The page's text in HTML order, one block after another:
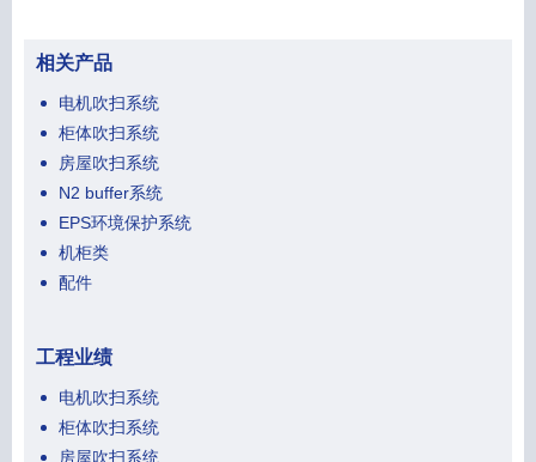
相关产品
电机吹扫系统
柜体吹扫系统
房屋吹扫系统
N2 buffer系统
EPS环境保护系统
机柜类
配件
工程业绩
电机吹扫系统
柜体吹扫系统
房屋吹扫系统